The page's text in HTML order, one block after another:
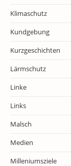
Klimaschutz
Kundgebung
Kurzgeschichten
Lärmschutz
Linke
Links
Malsch
Medien
Milleniumsziele